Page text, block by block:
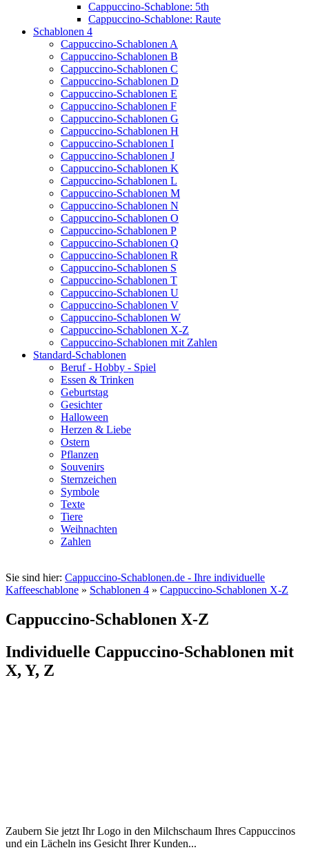
Cappuccino-Schablone: 5th
Cappuccino-Schablone: Raute
Schablonen 4
Cappuccino-Schablonen A
Cappuccino-Schablonen B
Cappuccino-Schablonen C
Cappuccino-Schablonen D
Cappuccino-Schablonen E
Cappuccino-Schablonen F
Cappuccino-Schablonen G
Cappuccino-Schablonen H
Cappuccino-Schablonen I
Cappuccino-Schablonen J
Cappuccino-Schablonen K
Cappuccino-Schablonen L
Cappuccino-Schablonen M
Cappuccino-Schablonen N
Cappuccino-Schablonen O
Cappuccino-Schablonen P
Cappuccino-Schablonen Q
Cappuccino-Schablonen R
Cappuccino-Schablonen S
Cappuccino-Schablonen T
Cappuccino-Schablonen U
Cappuccino-Schablonen V
Cappuccino-Schablonen W
Cappuccino-Schablonen X-Z
Cappuccino-Schablonen mit Zahlen
Standard-Schablonen
Beruf - Hobby - Spiel
Essen & Trinken
Geburtstag
Gesichter
Halloween
Herzen & Liebe
Ostern
Pflanzen
Souvenirs
Sternzeichen
Symbole
Texte
Tiere
Weihnachten
Zahlen
Sie sind hier: Cappuccino-Schablonen.de - Ihre individuelle
Kaffeeschablone » Schablonen 4 » Cappuccino-Schablonen X-Z
Cappuccino-Schablonen X-Z
Individuelle Cappuccino-Schablonen mit
X, Y, Z
Zaubern Sie jetzt Ihr Logo in den Milchschaum Ihres Cappuccinos
und ein Lächeln ins Gesicht Ihrer Kunden...